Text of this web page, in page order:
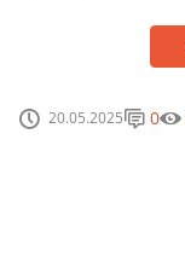
20.05.2025 0